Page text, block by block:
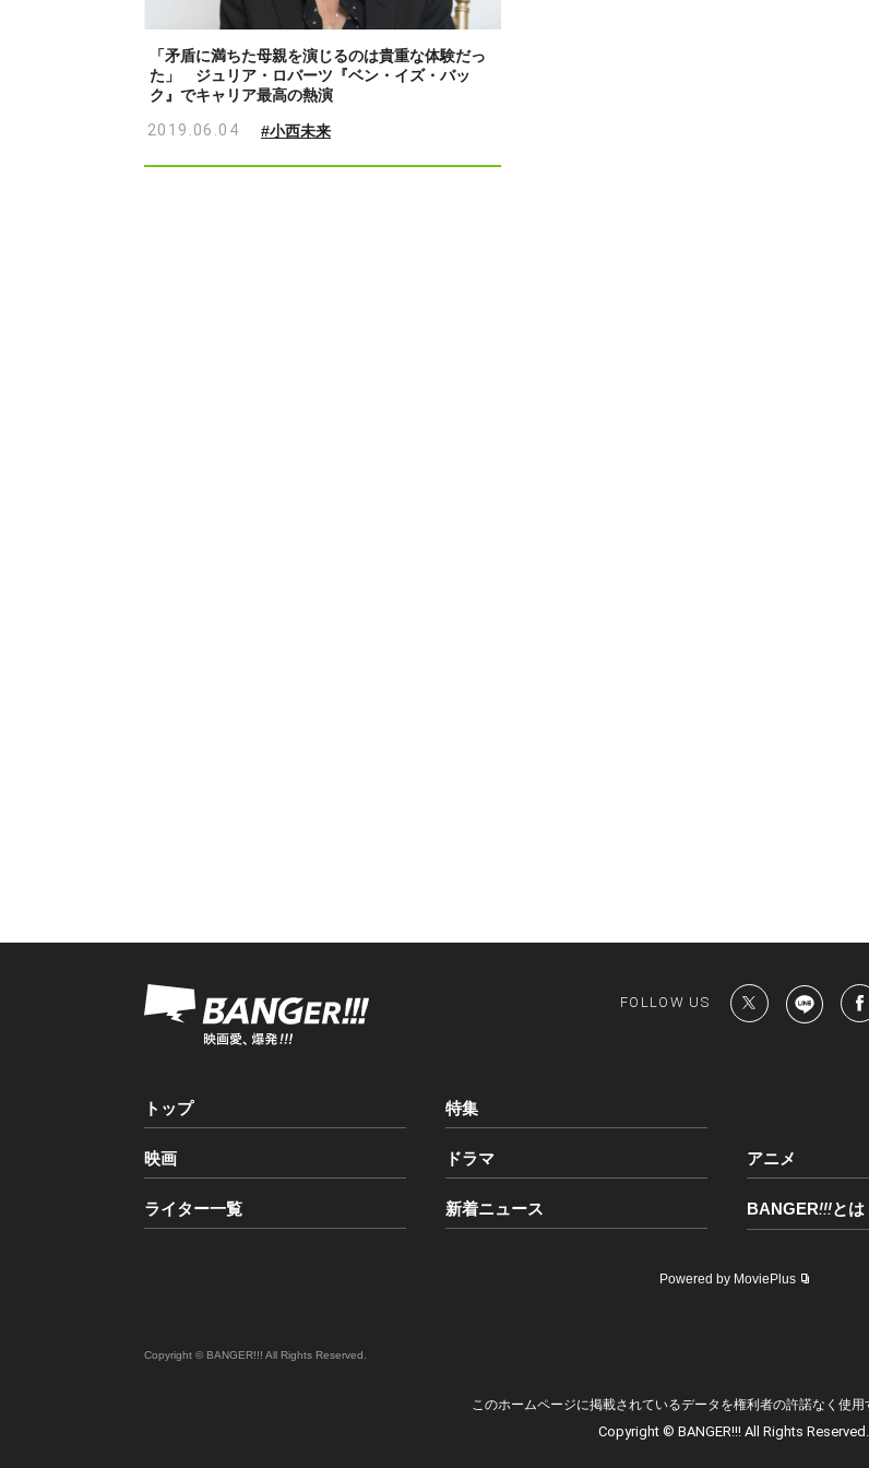
「矛盾に満ちた母親を演じるのは貴重な体験だっ
た」 ジュリア・ロバーツ『ベン・イズ・バッ
ク』でキャリア最高の熱演
2019.06.04
#小西未来
FOLLOW US
トップ 特集
映画 ドラマ アニメ
ライター一覧 新着ニュース BANGER!!!とは
Powered by MoviePlus
Copyright © BANGER!!! All Rights Reserved.
このホームページに掲載されているデータを権利者の許諾なく使用
Copyright © BANGER!!! All Rights Reserved.